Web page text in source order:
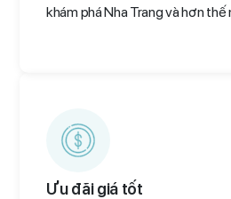
khám phá Nha Trang và hơn thế
Ưu đãi giá tốt